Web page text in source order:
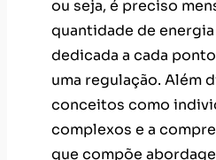
ou seja, é preciso
quantidade de
dedicada a cada
uma regulação. Além
conceitos como
complexos e a
que compõe